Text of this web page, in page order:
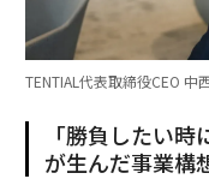
TENTIAL代表取締役CEO 中
「勝負したい
が生んだ事業構